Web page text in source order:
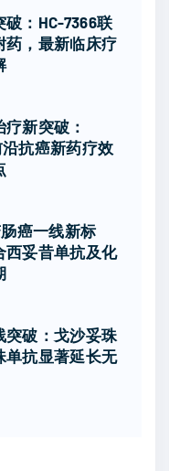
：HC-7366联
药，最新临床疗
新突破：
抗癌新药疗效
癌一线新标
西妥昔单抗及化
突破：戈沙妥珠
单抗显著延长无